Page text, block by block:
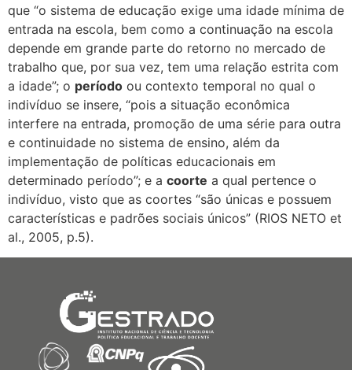
que “o sistema de educação exige uma idade mínima de
entrada na escola, bem como a continuação na escola
depende em grande parte do retorno no mercado de
trabalho que, por sua vez, tem uma relação estrita com
a idade”; o período ou contexto temporal no qual o
indivíduo se insere, “pois a situação econômica
interfere na entrada, promoção de uma série para outra
e continuidade no sistema de ensino, além da
implementação de políticas educacionais em
determinado período”; e a coorte a qual pertence o
indivíduo, visto que as coortes “são únicas e possuem
características e padrões sociais únicos” (RIOS NETO et
al., 2005, p.5).